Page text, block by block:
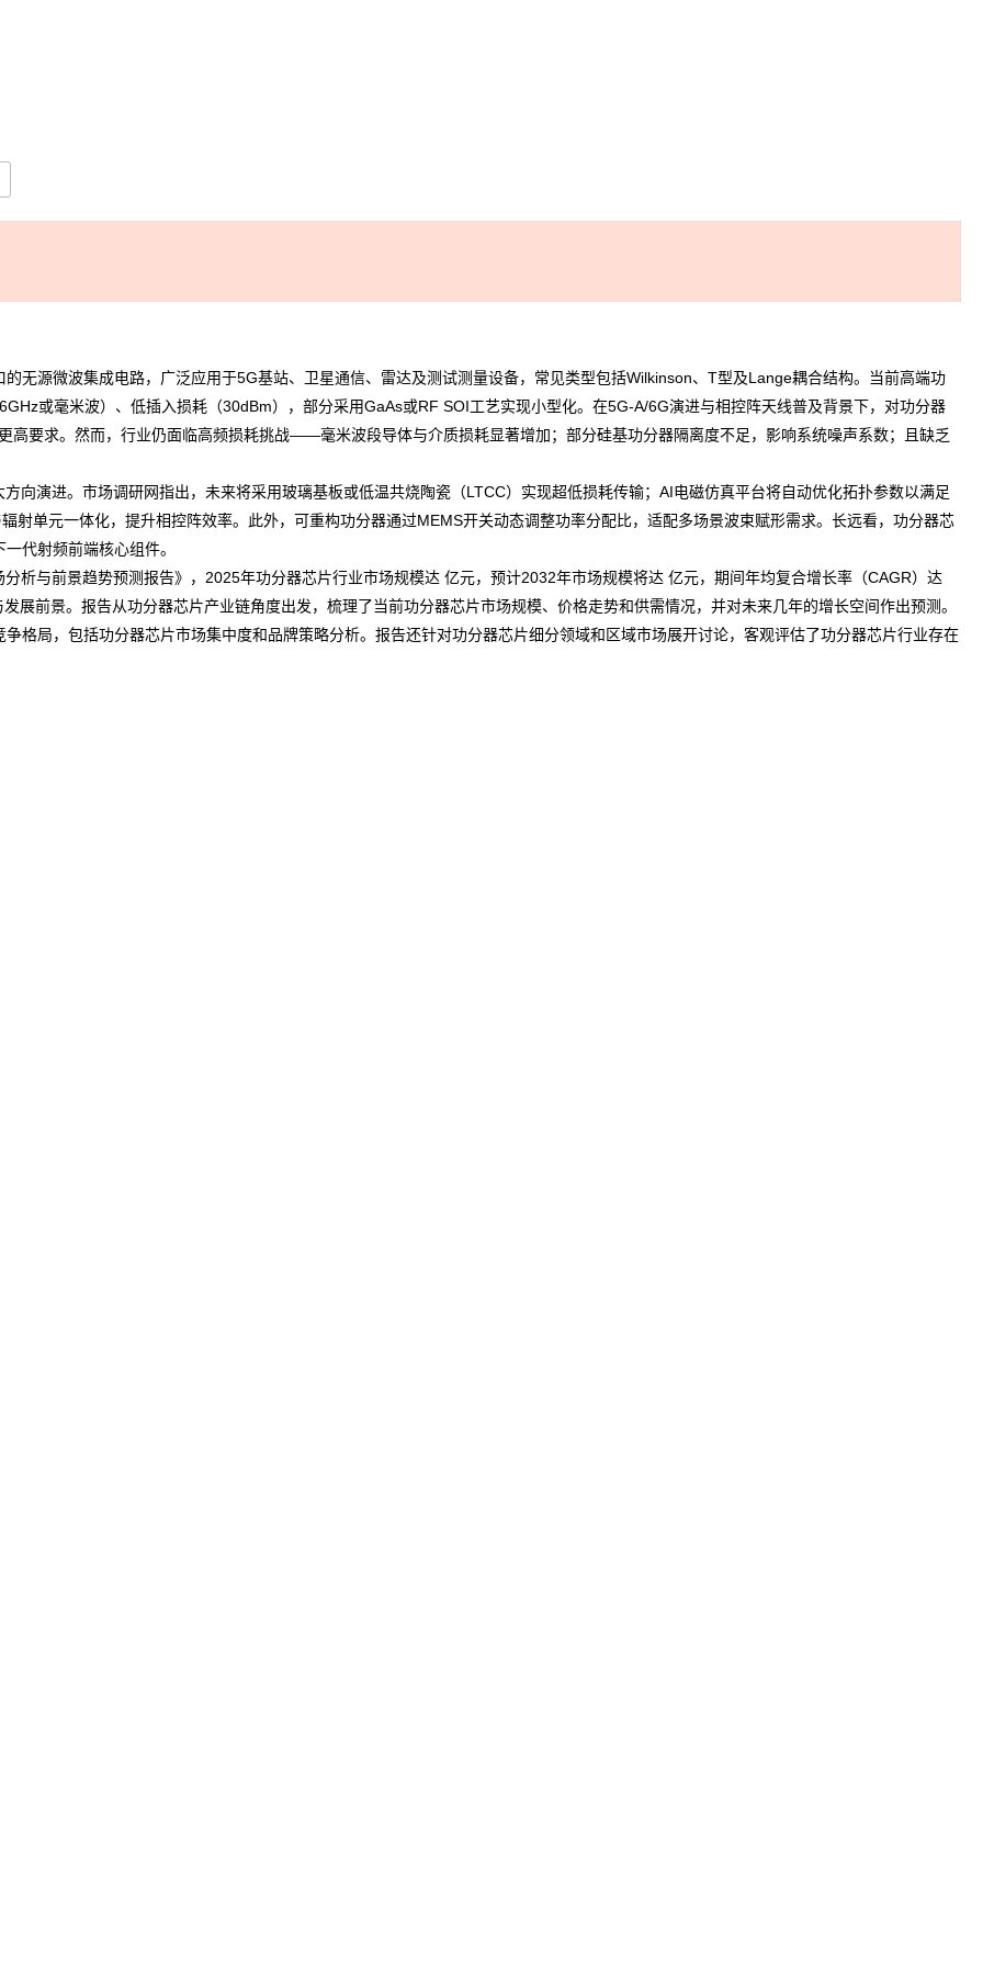
源微波集成电路，广泛应用于5G基站、卫星通信、雷达及测试测量设备，常见类型包括Wilkinson、T型及Lange耦合结构。当前高端功
或毫米波）、低插入损耗（30dBm），部分采用GaAs或RF SOI工艺实现小型化。在5G-A/6G演进与相控阵天线普及背景下，对功分器
高要求。然而，行业仍面临高频损耗挑战——毫米波段导体与介质损耗显著增加；部分硅基功分器隔离度不足，影响系统噪声系数；且缺乏
向演进。市场调研网指出，未来将采用玻璃基板或低温共烧陶瓷（LTCC）实现超低损耗传输；AI电磁仿真平台将自动优化拓扑参数以满足
射单元一体化，提升相控阵效率。此外，可重构功分器通过MEMS开关动态调整功率分配比，适配多场景波束赋形需求。长远看，功分器芯
代射频前端核心组件。
析与前景趋势预测报告》，2025年功分器芯片行业市场规模达 亿元，预计2032年市场规模将达 亿元，期间年均复合增长率（CAGR）达
发展前景。报告从功分器芯片产业链角度出发，梳理了当前功分器芯片市场规模、价格走势和供需情况，并对未来几年的增长空间作出预测。
格局，包括功分器芯片市场集中度和品牌策略分析。报告还针对功分器芯片细分领域和区域市场展开讨论，客观评估了功分器芯片行业存在